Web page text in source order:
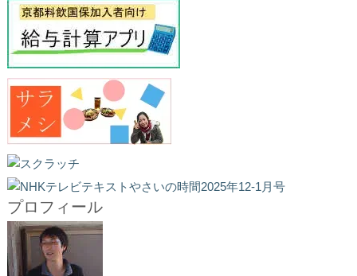
プロフィール